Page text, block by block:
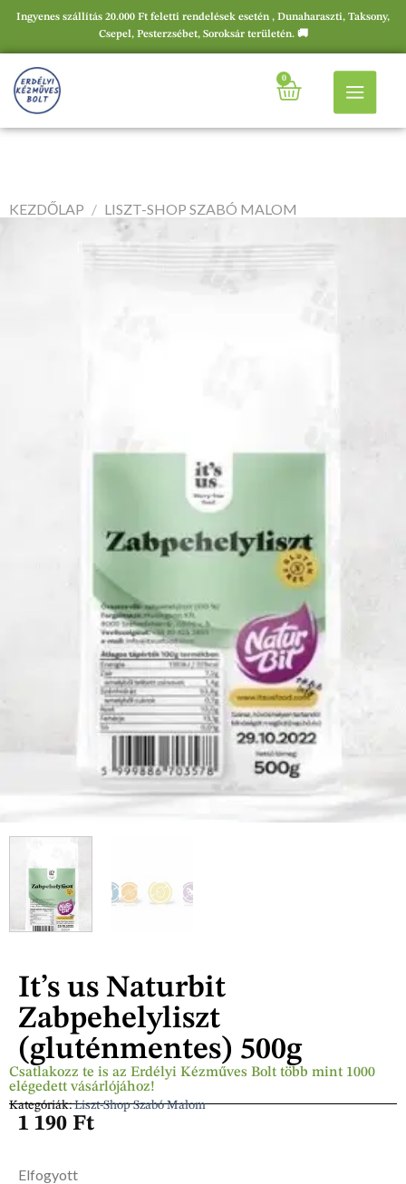
Ingyenes szállítás 20.000 Ft feletti rendelések esetén , Dunaharaszti, Taksony,
Csepel, Pesterzsébet, Soroksár területén. 🚚
0
Csatlakozz te is az Erdélyi Kézműves Bolt több mint 1000
elégedett vásárlójához!
Kategóriák:Liszt-Shop Szabó Malom
It’s us Naturbit
Zabpehelyliszt
(gluténmentes) 500g
1 190 Ft
Elfogyott
KEZDŐLAP / LISZT-SHOP SZABÓ MALOM